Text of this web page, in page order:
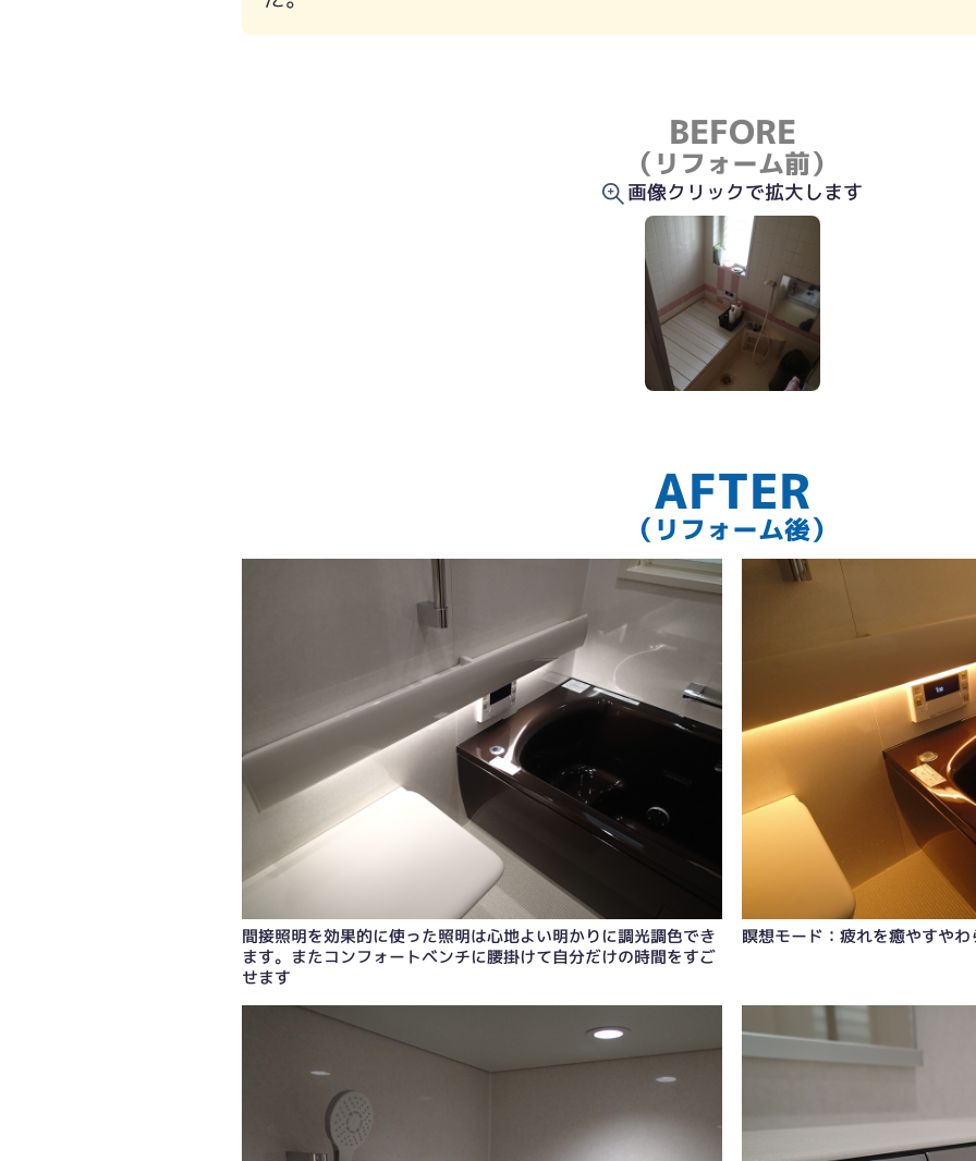
BEFORE
（リフォーム前）
画像クリックで拡大します
AFTER
（リフォーム後）
間接照明を効果的に使った照明は心地よい明かりに調光調色でき
ます。またコンフォートベンチに腰掛けて自分だけの時間をすご
せます
瞑想モード：疲れを癒やすや
瞑想モード：疲れを癒やすやわらかな明かり